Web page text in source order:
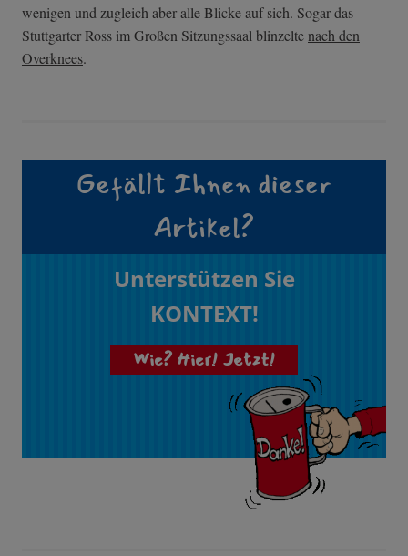
wenigen und zugleich aber alle Blicke auf sich. Sogar das
Stuttgarter Ross im Großen Sitzungssaal blinzeltenach den
Overknees.
Gefällt Ihnen dieser
Artikel?
Unterstützen Sie
KONTEXT!
Wie? Hier! Jetzt!